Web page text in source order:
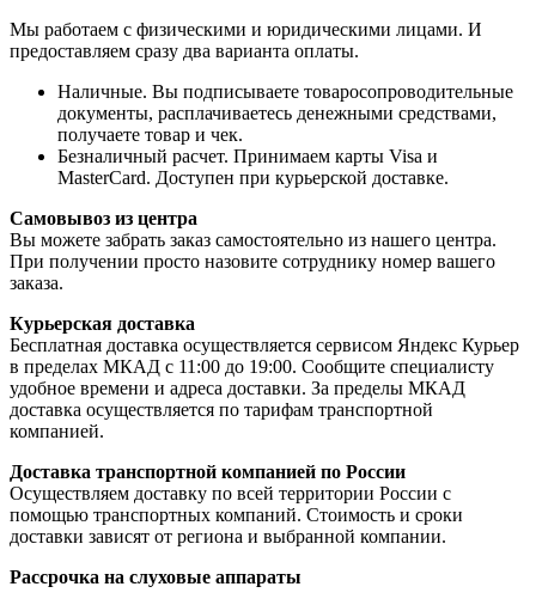
Мы работаем с физическими и юридическими лицами. И
предоставляем сразу два варианта оплаты.
Наличные. Вы подписываете товаросопроводительные
документы, расплачиваетесь денежными средствами,
получаете товар и чек.
Безналичный расчет. Принимаем карты Visa и
MasterCard. Доступен при курьерской доставке.
Самовывоз из центра
Вы можете забрать заказ самостоятельно из нашего центра.
При получении просто назовите сотруднику номер вашего
заказа.
Курьерская доставка
Бесплатная доставка осуществляется сервисом Яндекс Курьер
в пределах МКАД с 11:00 до 19:00. Сообщите специалисту
удобное времени и адреса доставки. За пределы МКАД
доставка осуществляется по тарифам транспортной
компанией.
Доставка транспортной компанией по России
Осуществляем доставку по всей территории России с
помощью транспортных компаний. Стоимость и сроки
доставки зависят от региона и выбранной компании.
Рассрочка на слуховые аппараты